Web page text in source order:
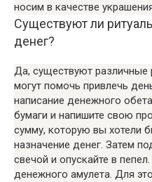
носим в качестве
Существуют ли
денег?
Да, существуют
могут помочь привлечь
написание денежного
бумаги и напишите свою
сумму, которую вы хотели
назначение денег. Затем
свечой и опускайте в
денежного амулета. Для